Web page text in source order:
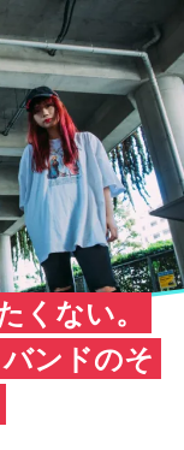
くない。
ンドのそ